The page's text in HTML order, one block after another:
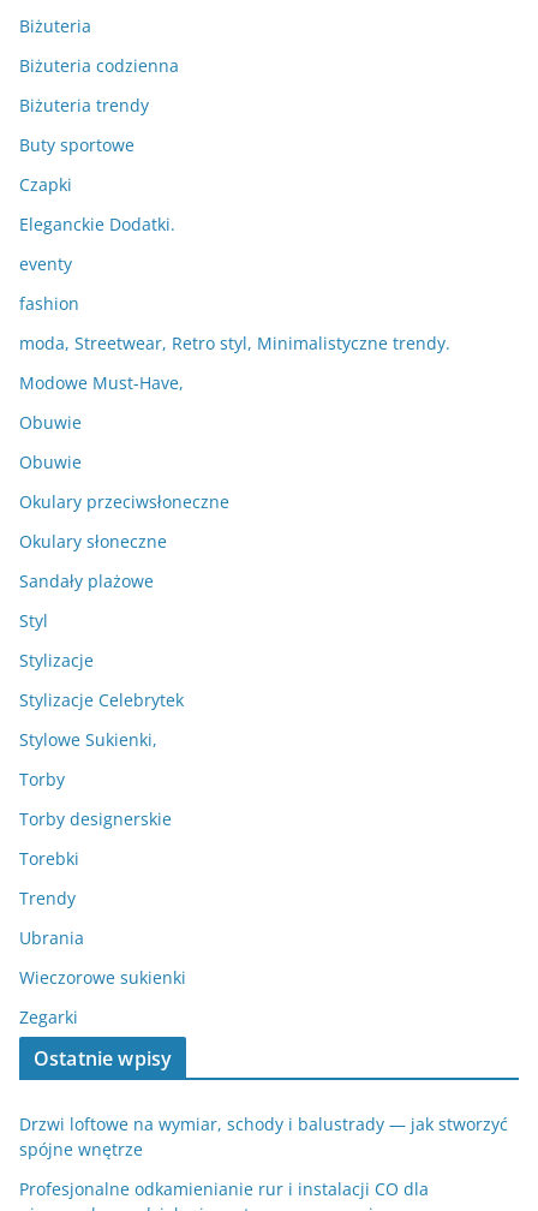
Biżuteria
Biżuteria codzienna
Biżuteria trendy
Buty sportowe
Czapki
Eleganckie Dodatki.
eventy
fashion
moda, Streetwear, Retro styl, Minimalistyczne trendy.
Modowe Must-Have,
Obuwie
Obuwie
Okulary przeciwsłoneczne
Okulary słoneczne
Sandały plażowe
Styl
Stylizacje
Stylizacje Celebrytek
Stylowe Sukienki,
Torby
Torby designerskie
Torebki
Trendy
Ubrania
Wieczorowe sukienki
Zegarki
Ostatnie wpisy
Drzwi loftowe na wymiar, schody i balustrady — jak stworzyć
spójne wnętrze
Profesjonalne odkamienianie rur i instalacji CO dla